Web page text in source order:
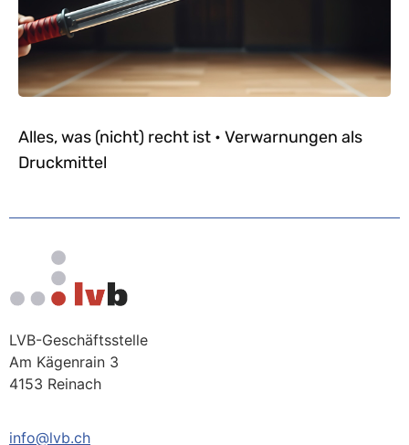
Alles, was (nicht) recht ist • Verwarnungen als
Druckmittel
LVB-Geschäftsstelle
Am Kägenrain 3
4153 Reinach
info@lvb.ch